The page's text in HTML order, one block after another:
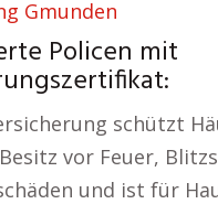
Gmunden
Policen mit
schützt
vor Feuer,
und ist für